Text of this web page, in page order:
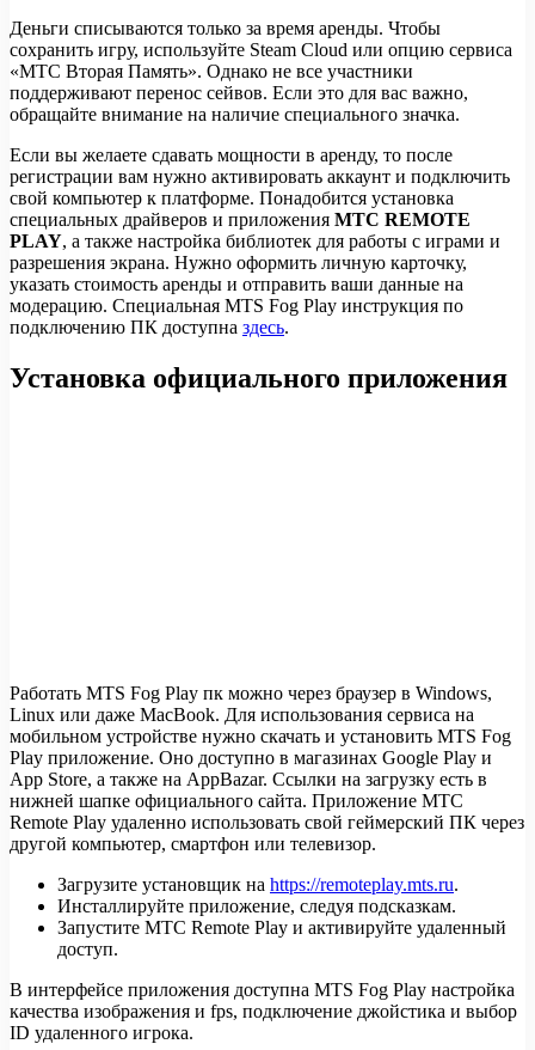
Деньги списываются только за время аренды. Чтобы
сохранить игру, используйте Steam Cloud или опцию сервиса
«МТС Вторая Память». Однако не все участники
поддерживают перенос сейвов. Если это для вас важно,
обращайте внимание на наличие специального значка.
Если вы желаете сдавать мощности в аренду, то после
регистрации вам нужно активировать аккаунт и подключить
свой компьютер к платформе. Понадобится установка
специальных драйверов и приложения МТС REMOTE
PLAY, а также настройка библиотек для работы с играми и
разрешения экрана. Нужно оформить личную карточку,
указать стоимость аренды и отправить ваши данные на
модерацию. Специальная MTS Fog Play инструкция по
подключению ПК доступна здесь.
Установка официального приложения
Работать MTS Fog Play пк можно через браузер в Windows,
Linux или даже MacBook. Для использования сервиса на
мобильном устройстве нужно скачать и установить MTS Fog
Play приложение. Оно доступно в магазинах Google Play и
App Store, а также на AppBazar. Ссылки на загрузку есть в
нижней шапке официального сайта. Приложение МТС
Remote Play удаленно использовать свой геймерский ПК через
другой компьютер, смартфон или телевизор.
Загрузите установщик на https://remoteplay.mts.ru.
Инсталлируйте приложение, следуя подсказкам.
Запустите МТС Remote Play и активируйте удаленный
доступ.
В интерфейсе приложения доступна MTS Fog Play настройка
качества изображения и fps, подключение джойстика и выбор
ID удаленного игрока.